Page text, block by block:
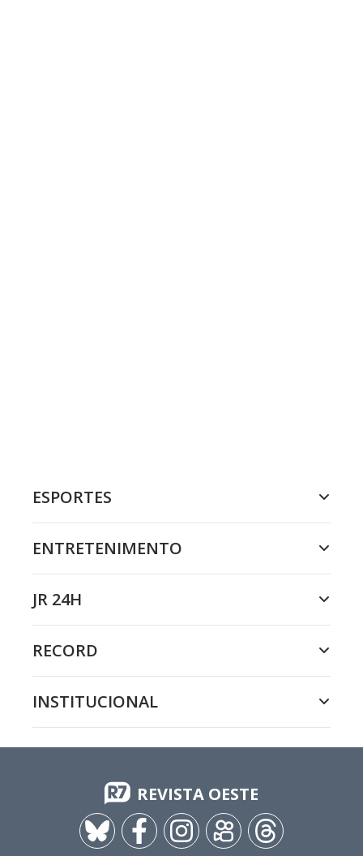
ESPORTES
ENTRETENIMENTO
JR 24H
RECORD
INSTITUCIONAL
REVISTA OESTE